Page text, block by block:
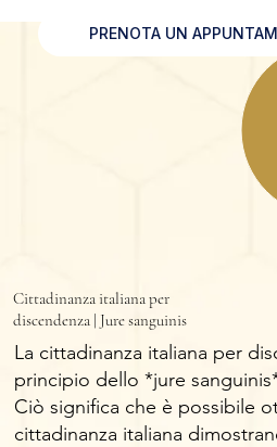
PRENOTA UN
Cittadinanza italiana per
discendenza | Jure sanguinis
La cittadinanza italiana per
principio dello *jure
Ciò significa che è possibile
cittadinanza italiana